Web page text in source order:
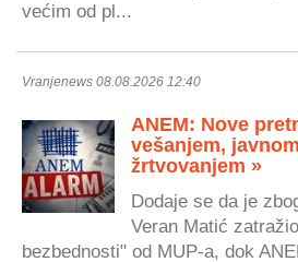
većim od pl...
Vranjenews 08.08.2026 12:40
ANEM: Nove
vešanjem,
žrtvovanjem »
Dodaje se da je
Veran Matić
bezbednosti" od MUP-a, dok